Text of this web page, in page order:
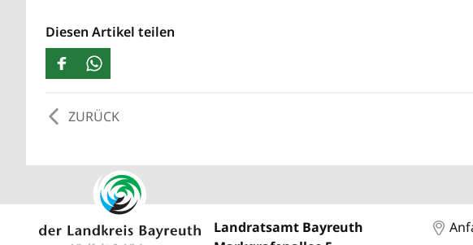
Diesen Artikel teilen
ZURÜCK
Landratsamt Bayreuth